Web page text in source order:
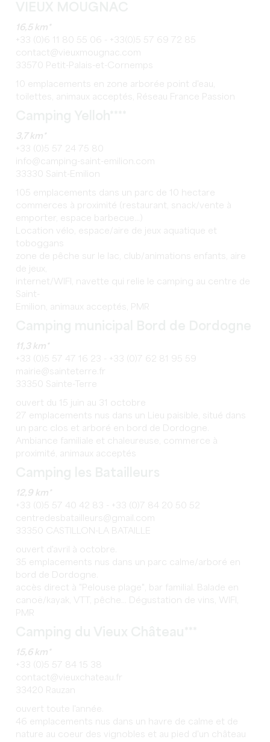
16,5 km*
+33 (0)6 11 80 55 06 - +33(0)5 57 69 72 85
contact@vieuxmougnac.com
33570 Petit-Palais-et-Cornemps
10 emplacements en zone arborée point d'eau,
toilettes, animaux acceptés, Réseau France Passion
3,7 km*
+33 (0)5 57 24 75 80
info@camping-saint-emilion.com
33330 Saint-Emilion
105 emplacements dans un parc de 10 hectare
commerces à proximité (restaurant, snack/vente à
emporter, espace barbecue...)
Location vélo, espace/aire de jeux aquatique et
toboggans
zone de pêche sur le lac, club/animations enfants, aire
de jeux,
internet/WIFI, navette qui relie le camping au centre de
Saint-
Emilion, animaux acceptés, PMR
11,3 km*
+33 (0)5 57 47 16 23 - +33 (0)7 62 81 95 59
mairie@sainteterre.fr
33350 Sainte-Terre
ouvert du 15 juin au 31 octobre
27 emplacements nus dans un Lieu paisible, situé dans
un parc clos et arboré en bord de Dordogne.
Ambiance familiale et chaleureuse, commerce à
proximité, animaux acceptés
12,9 km*
+33 (0)5 57 40 42 83 - +33 (0)7 84 20 50 52
centredesbatailleurs@gmail.com
33350 CASTILLON-LA BATAILLE
ouvert d'avril à octobre.
35 emplacements nus dans un parc calme/arboré en
bord de Dordogne.
accès direct à "Pelouse plage", bar familial. Balade en
canoë/kayak, VTT, pêche... Dégustation de vins, WIFI,
PMR
15,6 km*
+33 (0)5 57 84 15 38
contact@vieuxchateau.fr
33420 Rauzan
ouvert toute l'année.
46 emplacements nus dans un havre de calme et de
nature au coeur des vignobles et au pied d'un château